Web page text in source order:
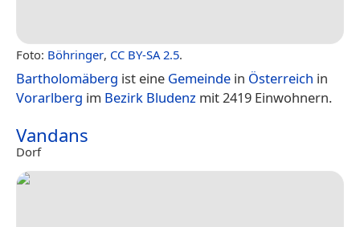
Foto: Böhringer, CC BY-SA 2.5.
Bartholomäberg ist eine Gemeinde in Österreich in
Vorarlberg im Bezirk Bludenz mit 2419 Einwohnern.
Vandans
Dorf